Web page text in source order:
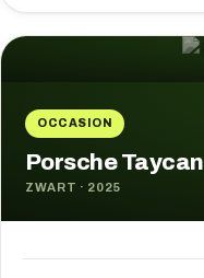
OCCASION
Porsche Taycan
ZWART · 2025